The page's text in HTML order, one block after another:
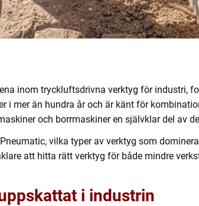
inom tryckluftsdrivna verktyg för industri,
i mer än hundra år och är känt för
och borrmaskiner en självklar del av
vilka typer av verktyg som
att hitta rätt verktyg för både mindre
i industrin